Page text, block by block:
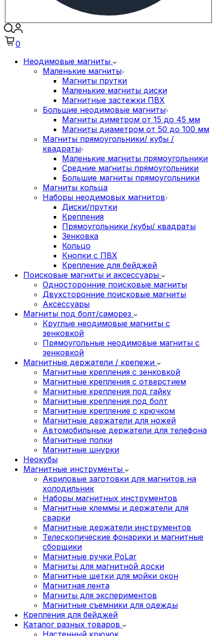
0
Неодимовые магниты
Маленькие магниты
Магниты прутки
Маленькие магниты диски
Магнитные застежки ПВХ
Большие неодимовые магниты
Магниты диметром от 15 до 45 мм
Магниты диаметром от 50 до 100 мм
Магниты прямоугольники/ кубы /
квадраты
Маленькие магниты прямоугольники
Средние магниты прямоугольники
Большие магниты прямоугольники
Магниты кольца
Наборы неодимовых магнитов
Диски/прутки
Крепления
Прямоугольники /кубы/ квадраты
Зенковка
Кольцо
Кнопки с ПВХ
Крепление для бейджей
Поисковые магниты и аксессуары
Односторонние поисковые магниты
Двухсторонние поисковые магниты
Аксессуары
Магниты под болт/саморез
Круглые неодимовые магниты с
зенковкой
Прямоугольные неодимовые магниты с
зенковкой
Магнитные держатели / крепежи
Магнитные крепления с зенковкой
Магнитные крепления с отверстием
Магнитные крепления под гайку
Магнитные крепления под болт
Магнитные крепление с крючком
Магнитные держатели для ножей
Автомобильные держатели для телефона
Магнитные полки
Магнитные шнурки
Неокубы
Магнитные инструменты
Акриловые заготовки для магнитов на
холодильник
Наборы магнитных инструментов
Магнитные клеммы и держатели для
сварки
Магнитные держатели инструментов
Телескопические фонарики и магнитные
сборщики
Магнитные ручки PoLar
Магниты для магнитной доски
Магнитные щетки для мойки окон
Магнитная лента
Магниты для экспериментов
Магнитные съемники для одежды
Крепления для бейджей
Каталог разных товаров
Настенный крючок